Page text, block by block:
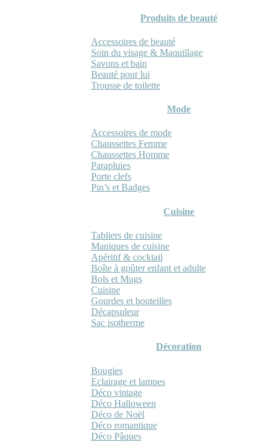
Produits de beauté
Accessoires de beauté
Soin du visage & Maquillage
Savons et bain
Beauté pour lui
Trousse de toilette
Mode
Accessoires de mode
Chaussettes Femme
Chaussettes Homme
Parapluies
Porte clefs
Pin’s et Badges
Cuisine
Tabliers de cuisine
Maniques de cuisine
Apéritif & cocktail
Boîte à goûter enfant et adulte
Bols et Mugs
Cuisine
Gourdes et bouteilles
Décapsuleur
Sac isotherme
Décoration
Bougies
Eclairage et lampes
Déco vintage
Déco Halloween
Déco de Noël
Déco romantique
Déco Pâques